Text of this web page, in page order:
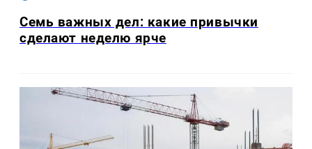
Семь важных дел: какие привычки
сделают неделю ярче